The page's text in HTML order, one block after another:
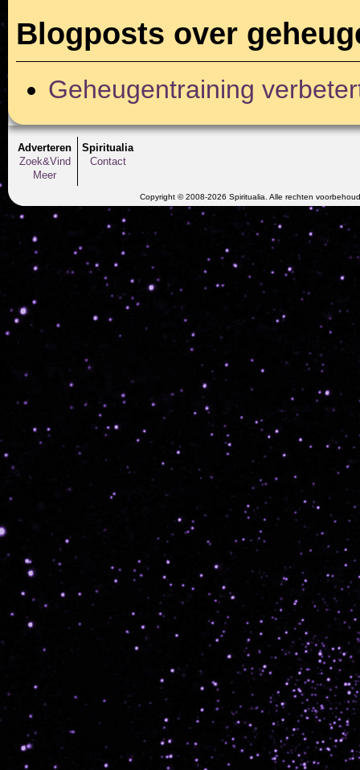
Blogposts over
Geheugentraining
Adverteren
Zoek&Vind
Meer
Spiritualia
Contact
Copyright © 2008-2026 Spiritualia. Alle rechten